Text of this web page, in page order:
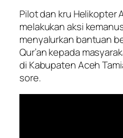
Pilot dan kru Helikopter
melakukan aksi
menyalurkan bantuan
Qur’an kepada
di Kabupaten Aceh
sore.